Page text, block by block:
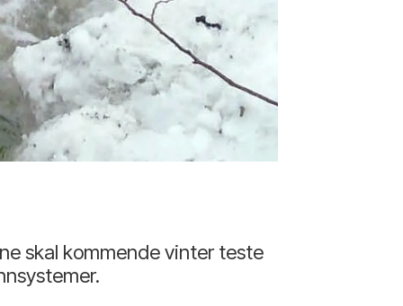
skal kommende vinter teste